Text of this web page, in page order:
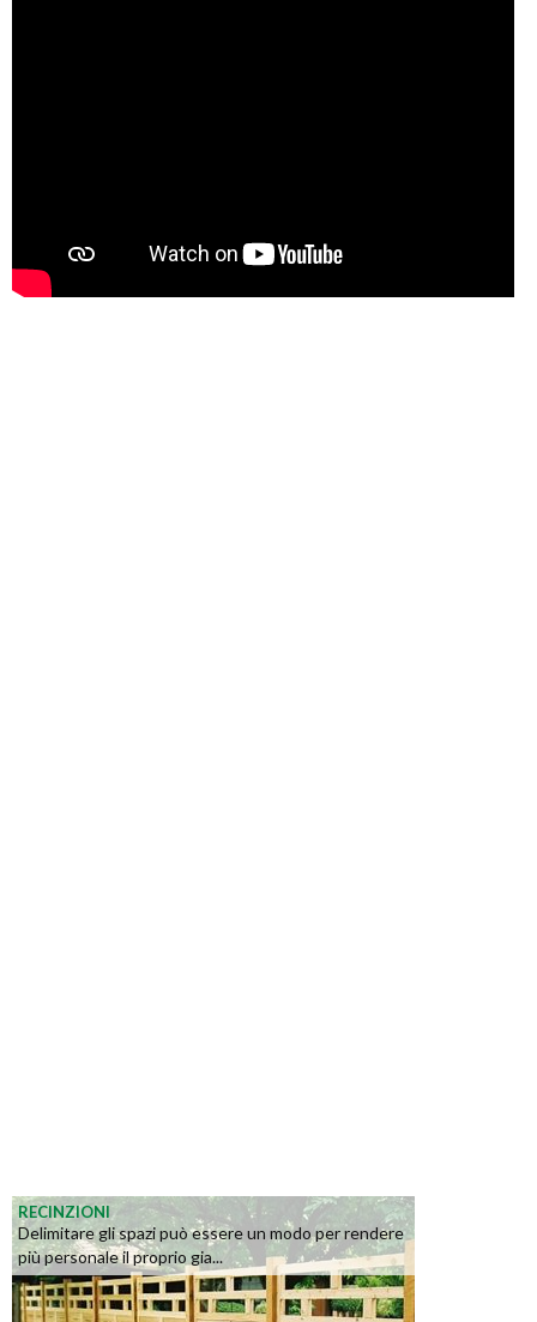
RECINZIONI
Delimitare gli spazi può essere un modo per rendere
più personale il proprio gia...